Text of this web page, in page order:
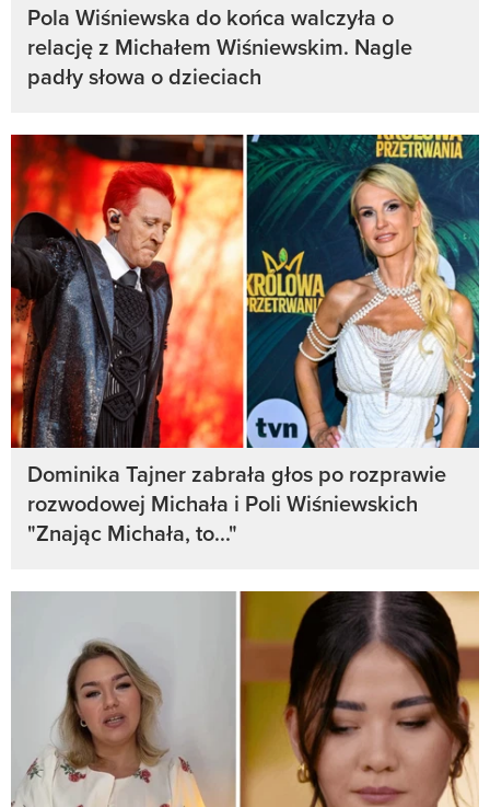
Pola Wiśniewska do końca walczyła o
relację z Michałem Wiśniewskim. Nagle
padły słowa o dzieciach
Dominika Tajner zabrała głos po rozprawie
rozwodowej Michała i Poli Wiśniewskich
"Znając Michała, to..."